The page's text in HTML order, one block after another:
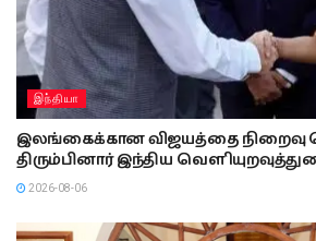
இந்தியா
இலங்கைக்கான விஜயத்தை நிறைவு
திரும்பினார் இந்திய
2026-08-06